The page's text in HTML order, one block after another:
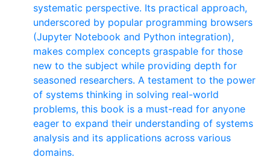
systematic perspective. Its practical approach,
underscored by popular programming browsers
(Jupyter Notebook and Python integration),
makes complex concepts graspable for those
new to the subject while providing depth for
seasoned researchers. A testament to the power
of systems thinking in solving real-world
problems, this book is a must-read for anyone
eager to expand their understanding of systems
analysis and its applications across various
domains.